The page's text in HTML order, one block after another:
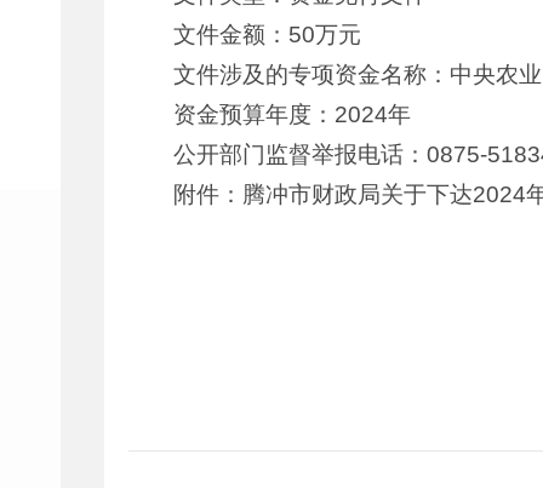
文件金额：50万元
文件涉及的专项资金名称：中央农
资金预算年度：2024年
公开部门监督举报电话：0875-
附件：腾冲市财政局关于下达2024